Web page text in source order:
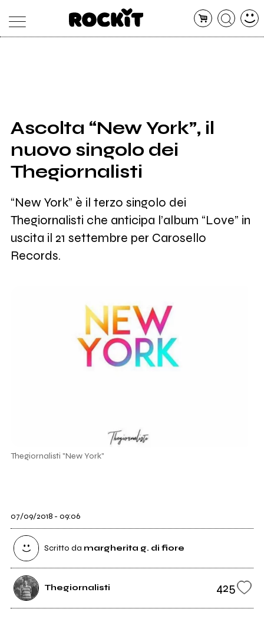
SHOP
RADIO
Ascolta “New York”, il
nuovo singolo dei
Thegiornalisti
“New York” è il terzo singolo dei
Thegiornalisti che anticipa l’album “Love” in
uscita il 21 settembre per Carosello
Records.
Thegiornalisti "New York"
07/09/2018 - 09:06
Scritto da margherita g. di fiore
Thegiornalisti 425